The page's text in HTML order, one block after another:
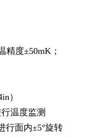
精度±50mK；
）
温度监测
行面内±5°旋转